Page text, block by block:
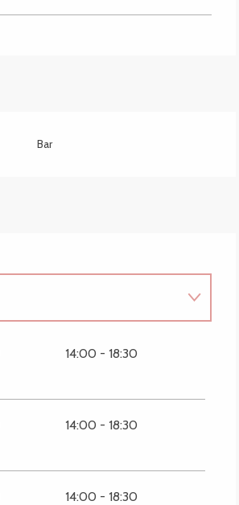
Bar
14:00 - 18:30
14:00 - 18:30
14:00 - 18:30